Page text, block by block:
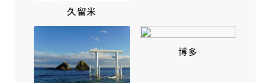
久留米
博多